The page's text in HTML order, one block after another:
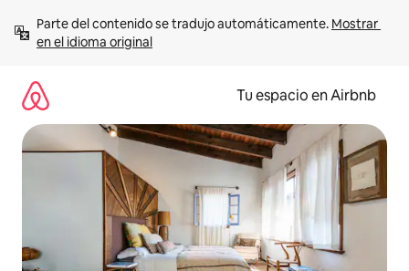
contenido
Parte del contenido se tradujo automáticamente. Mostrar
en el idioma original
Tu espacio en Airbnb